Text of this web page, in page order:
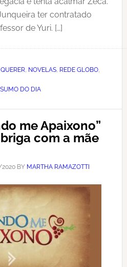
ter contratado
de Yuri. […]
, NOVELAS, REDE GLOBO,
DO DIA
me Apaixono”
com a mãe
BY MARTHA RAMAZOTTI